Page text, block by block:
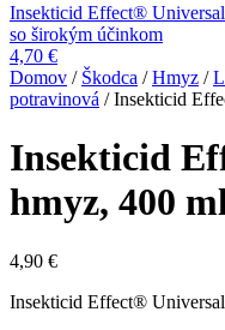
Insekticid Effect®
so širokým účinkom
4,70 €
Domov / Škodca /Hmyz /
potravinová / Insekticid
Insekticid
hmyz, 400
4,90 €
Insekticid Effect®